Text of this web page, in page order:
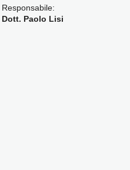
Responsabile:
Dott. Paolo Lisi